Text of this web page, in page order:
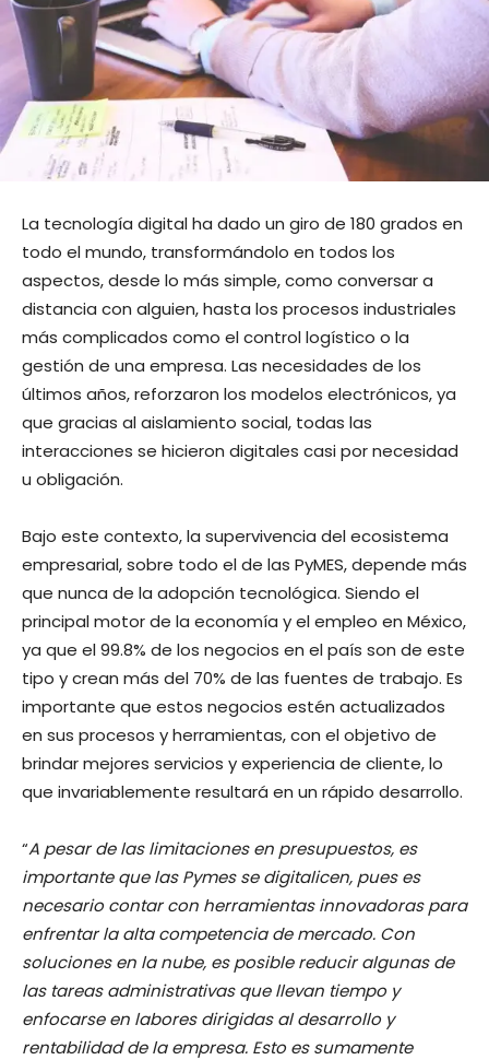
La tecnología digital ha dado un giro de 180 grados en
todo el mundo, transformándolo en todos los
aspectos, desde lo más simple, como conversar a
distancia con alguien, hasta los procesos industriales
más complicados como el control logístico o la
gestión de una empresa. Las necesidades de los
últimos años, reforzaron los modelos electrónicos, ya
que gracias al aislamiento social, todas las
interacciones se hicieron digitales casi por necesidad
u obligación.
Bajo este contexto, la supervivencia del ecosistema
empresarial, sobre todo el de las PyMES, depende más
que nunca de la adopción tecnológica. Siendo el
principal motor de la economía y el empleo en México,
ya que el 99.8% de los negocios en el país son de este
tipo y crean más del 70% de las fuentes de trabajo. Es
importante que estos negocios estén actualizados
en sus procesos y herramientas, con el objetivo de
brindar mejores servicios y experiencia de cliente, lo
que invariablemente resultará en un rápido desarrollo.
“A pesar de las limitaciones en presupuestos, es
importante que las Pymes se digitalicen, pues es
necesario contar con herramientas innovadoras para
enfrentar la alta competencia de mercado. Con
soluciones en la nube, es posible reducir algunas de
las tareas administrativas que llevan tiempo y
enfocarse en labores dirigidas al desarrollo y
rentabilidad de la empresa. Esto es sumamente